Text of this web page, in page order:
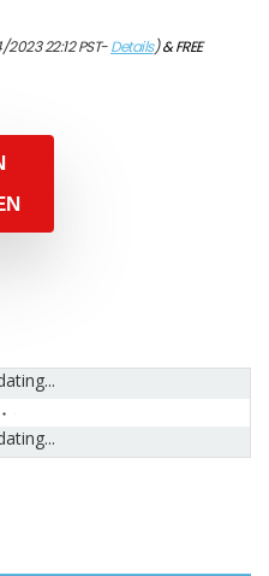
22:12 PST-Details)&FREE